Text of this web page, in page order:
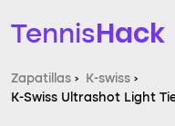
TennisHack
T-Finder
Zapatillas › K-swiss ›
K-Swiss Ultrashot Light